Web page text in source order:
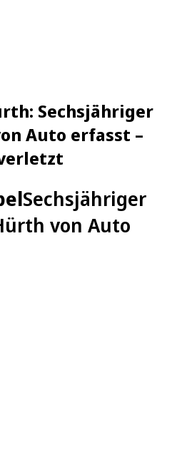
Sechsjähriger
Auto erfasst –
Sechsjähriger
von Auto